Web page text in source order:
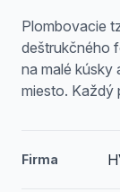
Plombovacie
deštrukčného
na malé kúsky
miesto. Každý
Firma